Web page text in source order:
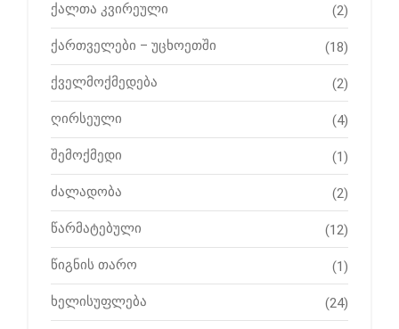
ქალთა კვირეული (2)
ქართველები – უცხოეთში (18)
ქველმოქმედება (2)
ღირსეული (4)
შემოქმედი (1)
ძალადობა (2)
წარმატებული (12)
წიგნის თარო (1)
ხელისუფლება (24)